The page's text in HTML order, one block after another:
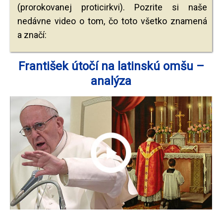
(prorokovanej proticirkvi). Pozrite si naše
nedávne video o tom, čo toto všetko znamená
a značí:
František útočí na latinskú omšu –
analýza